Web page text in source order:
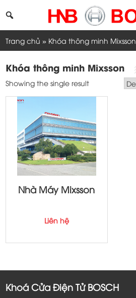
to
Trang chủ » Khóa thông minh Mixsson
Khóa thông minh Mixsson
Showing the single result
Nhà Máy Mixsson
Liên hệ
Khoá Cửa Điện Tử BOSCH